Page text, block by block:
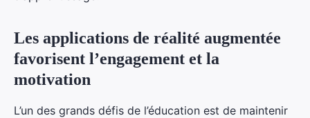
Les applications de réalité augmentée
favorisent l’engagement et la
motivation
L’un des grands défis de l’éducation est de maintenir